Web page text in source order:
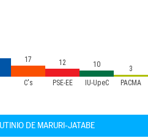
C's PSE-EE IU-UpeC PACMA
17
12 10 3
DE MARURI-JATABE